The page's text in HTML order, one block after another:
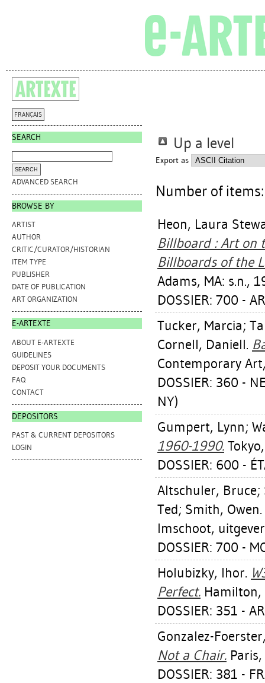
FRANÇAIS
SEARCH
ADVANCED SEARCH
BROWSE BY
ARTIST
AUTHOR
CRITIC/CURATOR/HISTORIAN
ITEM TYPE
PUBLISHER
DATE OF PUBLICATION
ART ORGANIZATION
E-ARTEXTE
ABOUT E-ARTEXTE
GUIDELINES
DEPOSIT YOUR DOCUMENTS
FAQ
CONTACT
DEPOSITORS
PAST & CURRENT DEPOSITORS
LOGIN
Up a level
Export as
Number of
Heon, Laura
Billboard : Art on
Billboards of the
Adams, MA: s.n.,
DOSSIER: 700 -
Tucker, Marcia;
Cornell, Daniell.
Contemporary
DOSSIER: 360 -
NY)
Gumpert, Lynn;
1960-1990.
DOSSIER: 600 -
Altschuler, Bruce;
Ted; Smith, Owen.
Imschoot,
DOSSIER: 700 -
Holubizky, Ihor.
Perfect. Hamilton,
DOSSIER: 351 -
Gonzalez-
Not a Chair.
DOSSIER: 381 -